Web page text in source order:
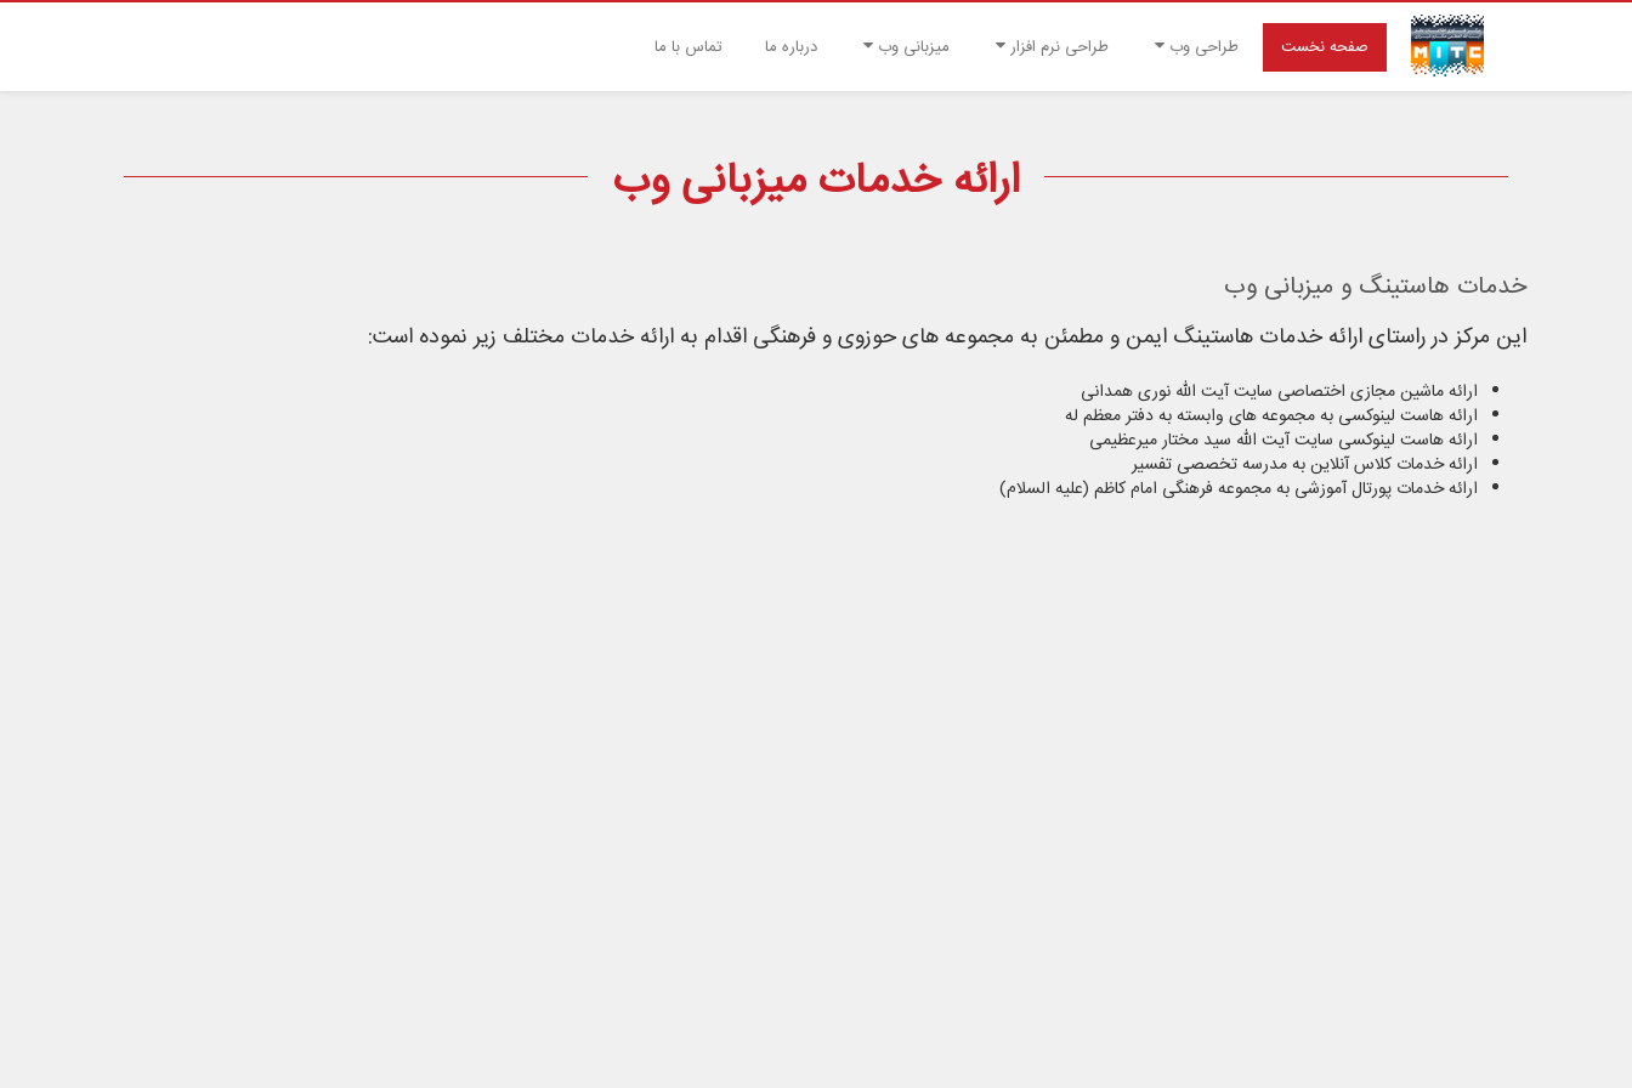
صفحه نخست طراحی وب طراحی نرم افزار میزبانی وب درباره ما تماس با ما
ارائه خدمات میزبانی وب
خدمات هاستینگ و میزبانی وب
این مرکز در راستای ارائه خدمات هاستینگ ایمن و مطمئن به مجموعه های حوزوی و فرهنگی اقدام به ارائه خدمات مختلف زیر نموده است:
ارائه ماشین مجازی اختصاصی سایت آیت الله نوری همدانی
ارائه هاست لینوکسی به مجموعه های وابسته به دفتر معظم له
ارائه هاست لینوکسی سایت آیت الله سید مختار میرعظیمی
ارائه خدمات کلاس آنلاین به مدرسه تخصصی تفسیر
ارائه خدمات پورتال آموزشی به مجموعه فرهنگی امام کاظم (علیه السلام)